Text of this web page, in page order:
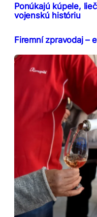
Ponúkajú kúpele,
vojenskú históriu
Firemní zpravodaj –